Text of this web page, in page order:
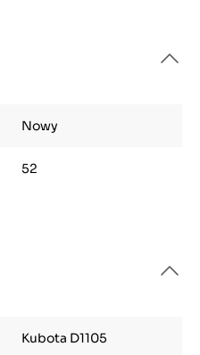
Nowy
52
Kubota D1105